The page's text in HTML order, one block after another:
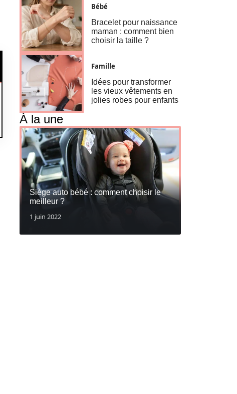
Bébé
Bracelet pour naissance
maman : comment bien
choisir la taille ?
Famille
Idées pour transformer
les vieux vêtements en
jolies robes pour enfants
À la une
Siège auto bébé : comment choisir le
meilleur ?
1 juin 2022